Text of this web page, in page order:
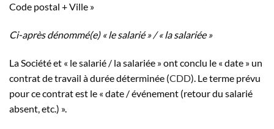
Code postal + Ville »
Ci-aprèsdénommé(e) « le salarié » / « la salariée »
La Société et « le salarié / la salariée » ont conclu le « date » un
contrat de travail à durée déterminée (CDD). Le terme prévu
pour ce contrat est le « date / événement (retour du salarié
absent, etc.) ».